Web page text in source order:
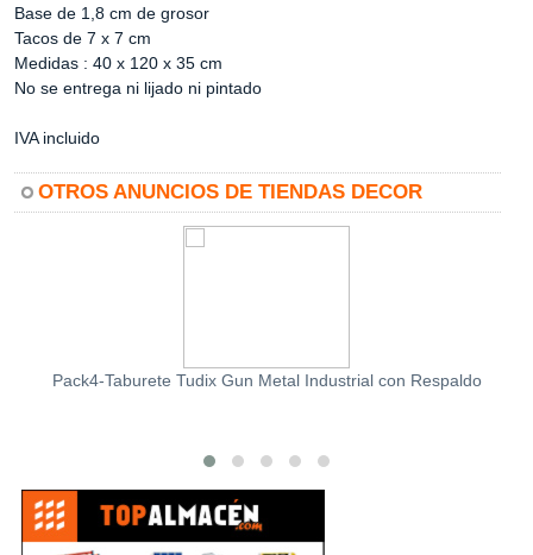
Base de 1,8 cm de grosor
Tacos de 7 x 7 cm
Medidas : 40 x 120 x 35 cm
No se entrega ni lijado ni pintado
IVA incluido
OTROS ANUNCIOS DE TIENDAS DECOR
Pack4-Taburete Tudix Gun Metal Industrial con Respaldo